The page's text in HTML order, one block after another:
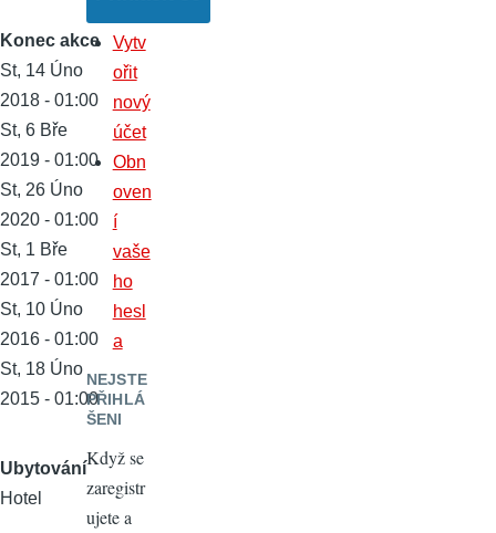
Konec akce
St, 14 Úno
2018 - 01:00
St, 6 Bře
2019 - 01:00
St, 26 Úno
2020 - 01:00
St, 1 Bře
2017 - 01:00
St, 10 Úno
2016 - 01:00
St, 18 Úno
2015 - 01:00
Ubytování
Hotel
Vytv
ořit
nový
účet
Obn
oven
í
vaše
ho
hesl
a
NEJSTE
PŘIHLÁ
ŠENI
Když se
zaregistr
ujete a